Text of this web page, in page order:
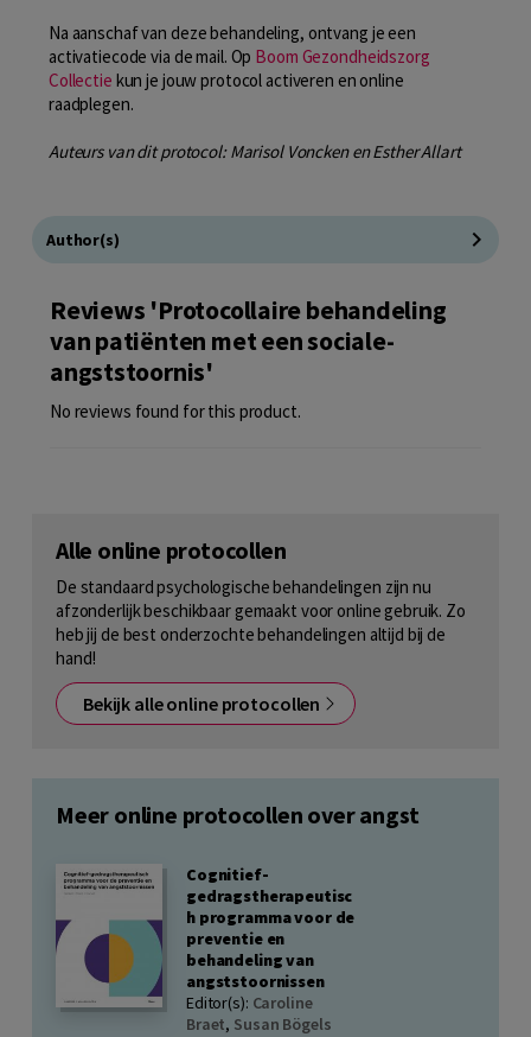
Na aanschaf van deze behandeling, ontvang je een
activatiecode via de mail. Op Boom Gezondheidszorg
Collectie kun je jouw protocol activeren en online
raadplegen.
Auteurs van dit protocol: Marisol Voncken en Esther Allart
Author(s)
Reviews 'Protocollaire behandeling
van patiënten met een sociale-
angststoornis'
No reviews found for this product.
Alle online protocollen
De standaard psychologische behandelingen zijn nu
afzonderlijk beschikbaar gemaakt voor online gebruik. Zo
heb jij de best onderzochte behandelingen altijd bij de
hand!
Bekijk alle online protocollen
Meer online protocollen over angst
Cognitief-
gedragstherapeutisc
h programma voor de
preventie en
behandeling van
angststoornissen
Editor(s): Caroline
Braet, Susan Bögels